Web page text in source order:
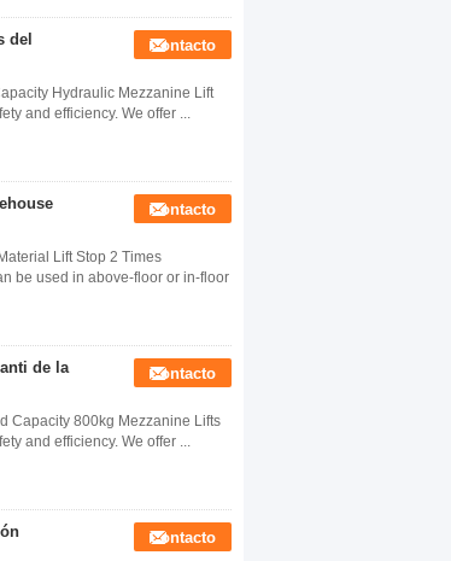
del
Contacto
Hydraulic Mezzanine Lift
and efficiency. We offer ...
Contacto
Lift Stop 2 Times
be used in above-floor or in-floor
de la
Contacto
Capacity 800kg Mezzanine Lifts
and efficiency. We offer ...
Contacto